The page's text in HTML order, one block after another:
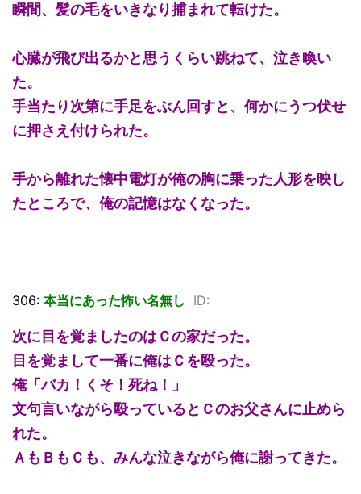
瞬間、髪の毛をいきなり捕まれて転けた。
心臓が飛び出るかと思うくらい跳ねて、泣き喚い
た。
手当たり次第に手足をぶん回すと、何かにうつ伏せ
に押さえ付けられた。
手から離れた懐中電灯が俺の胸に乗った人形を映し
たところで、俺の記憶はなくなった。
306: 本当にあった怖い名無し ID:
次に目を覚ましたのはＣの家だった。
目を覚まして一番に俺はＣを殴った。
俺「バカ！くそ！死ね！」
文句言いながら殴っているとＣのお父さんに止めら
れた。
ＡもＢもＣも、みんな泣きながら俺に謝ってきた。